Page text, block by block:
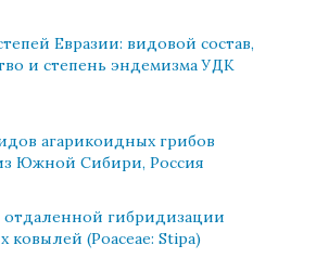
Евразии: видовой состав,
и степень эндемизма УДК
агарикоидных грибов
Южной Сибири, Россия
отдаленной гибридизации
ковылей (Poaceae: Stipa)